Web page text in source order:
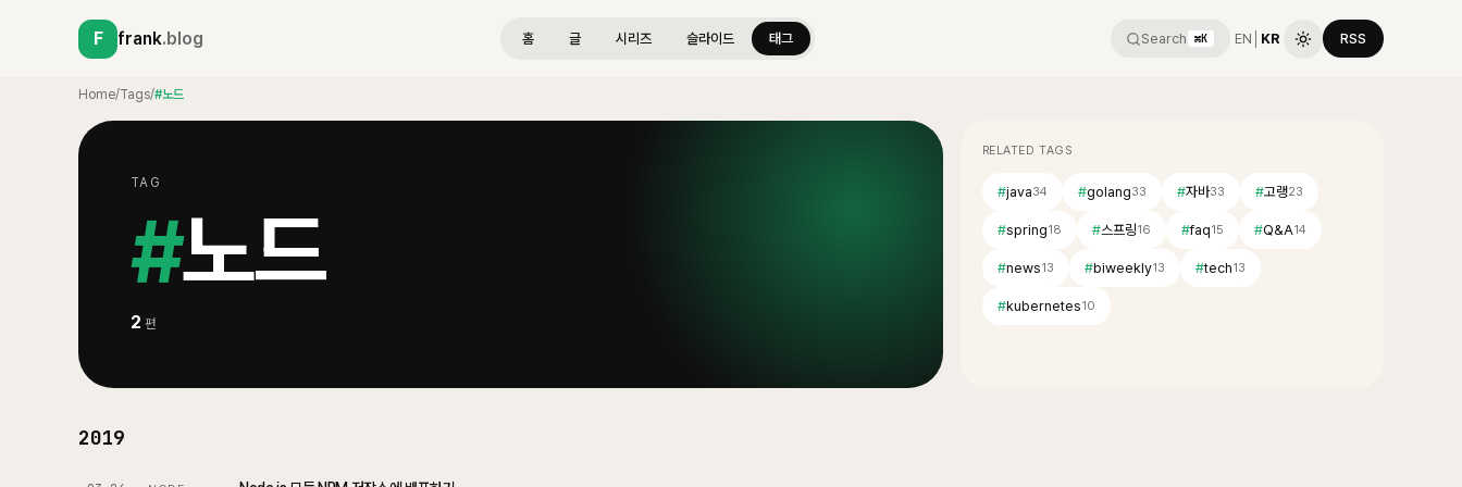
F frank.blog 홈 글 시리즈 슬라이드 태그 Search ⌘K EN KR RSS
Home/Tags/#노드
TAG
#노드
2 편
RELATED TAGS
#java34 #golang33 #자바33 #고랭23
#spring18 #스프링16 #faq15 #Q&A14
#news13 #biweekly13 #tech13
#kubernetes10
2019